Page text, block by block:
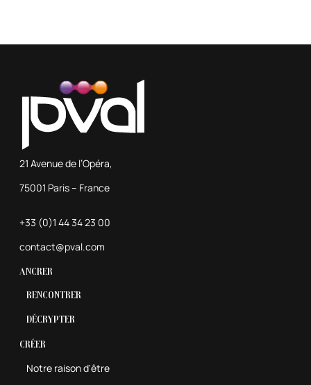
21 Avenue de l’Opéra,
75001 Paris – France
+33 (0)1 44 34 23 00
contact@pval.com
Ancrer
Rencontrer
Décrypter
Créer
Notre raison d'être